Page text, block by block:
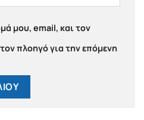
μου, email, και τον
πλοηγό για την επόμενη